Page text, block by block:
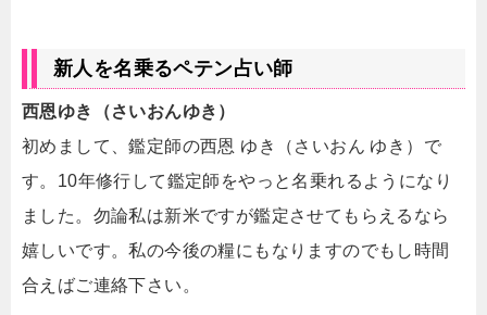
新人を名乗るペテン占い師
西恩ゆき（さいおんゆき）
初めまして、鑑定師の西恩 ゆき（さいおん ゆき）で
す。10年修行して鑑定師をやっと名乗れるようになり
ました。勿論私は新米ですが鑑定させてもらえるなら
嬉しいです。私の今後の糧にもなりますのでもし時間
合えばご連絡下さい。